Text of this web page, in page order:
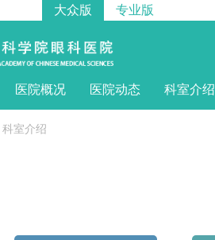
大众版 专业版
医院概况 医院动态 科室介绍
科室介绍